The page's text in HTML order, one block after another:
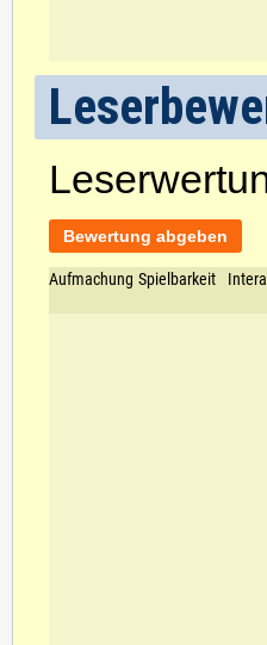
Bewertung abgeben
Aufmachung Spielbarkeit